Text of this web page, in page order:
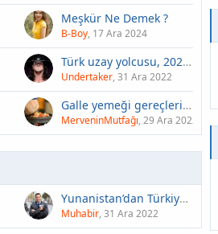
Meşkür Ne Demek ?
B-Boy 17 Ara 2024
Türk uzay yolcusu, 2023’ün ikinci yarısında gönderilecek
Undertaker 31 Ara 2022
Galle yemeği gereçleri nelerdir? Patlıcan yemeği nasıl hazırlanır?
MerveninMutfağı 29 Ara 2022
Yunanistan’dan Türkiye’ye diyalog koşulu: Yalnızca MEB ve kıta sahanlığını müzakere ederiz
Muhabir 31 Ara 2022